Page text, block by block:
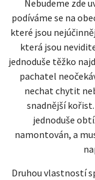
Nebudeme zde
podíváme se na
které jsou
která jsou
jednoduše těžko
pachatel
nechat chytit
snadnější
jednoduše
namontován, a
Druhou vlastností